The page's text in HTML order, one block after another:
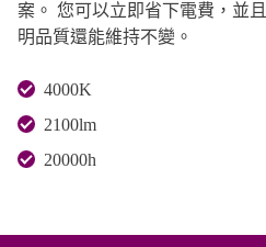
案。 您可以立即省下電費，並
明品質還能維持不變。
4000K
2100lm
20000h